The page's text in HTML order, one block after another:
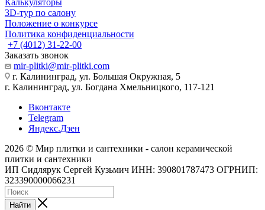
3D-тур по салону
Положение о конкурсе
Политика конфиденциальности
+7 (4012) 31-22-00
Заказать звонок
mir-plitki@mir-plitki.com
г. Калининград, ул. Большая Окружная, 5
г. Калининград, ул. Богдана Хмельницкого, 117-121
Вконтакте
Telegram
Яндекс.Дзен
2026 © Мир плитки и сантехники - салон керамической
плитки и сантехники
ИП Сидлярук Сергей Кузьмич ИНН: 390801787473 ОГРНИП:
323390000066231
Найти